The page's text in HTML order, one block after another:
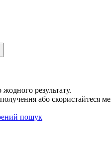
результату.
або скористайтеся
пошук